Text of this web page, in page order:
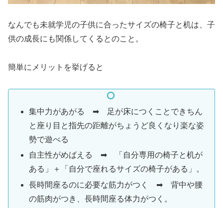
なんでも未就学児の子供に合ったサイズの椅子と机は、子
供の成長にも関係してくるとのこと。
簡単にメリットを挙げると
集中力があがる ➡ 足が床につくことできちん
と座り目と指先の距離がちょうど良くなり楽な姿
勢で遊べる
自主性がめばえる ➡ 「自分専用の椅子と机が
ある」＋「自分で座れるサイズの椅子がある」。
長時間座るのに必要な筋力がつく ➡ 背中や腰
の筋肉がつき、長時間座る体力がつく。